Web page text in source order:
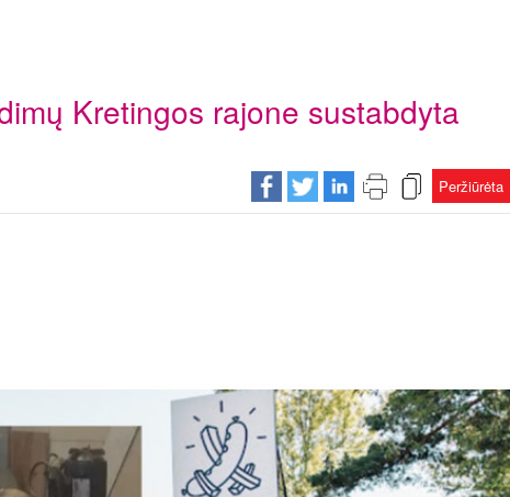
Kretingos rajone sustabdyta
Peržiūrėta